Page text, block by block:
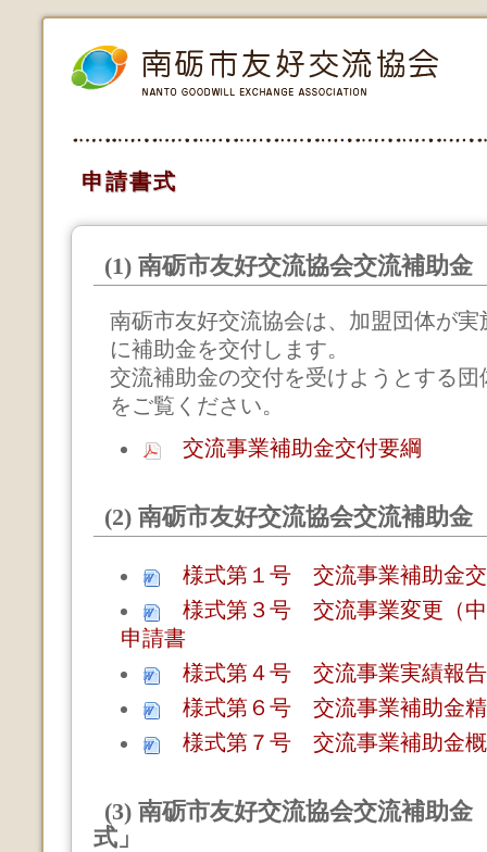
申請書式
(1) 南砺市友好交流協会交流補助金
南砺市友好交流協会は、加盟団体が実
に補助金を交付します。
交流補助金の交付を受けようとする団
をご覧ください。
交流事業補助金交付要綱
(2) 南砺市友好交流協会交流補助金
様式第１号 交流事業補助金
様式第３号 交流事業変更（
申請書
様式第４号 交流事業実績報
様式第６号 交流事業補助金
様式第７号 交流事業補助金
(3) 南砺市友好交流協会交流補助金
式」